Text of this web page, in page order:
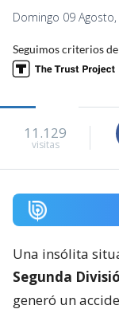
Domingo 09
Seguimos criterios de
11.129
visitas
Una insólita
Segunda
generó un